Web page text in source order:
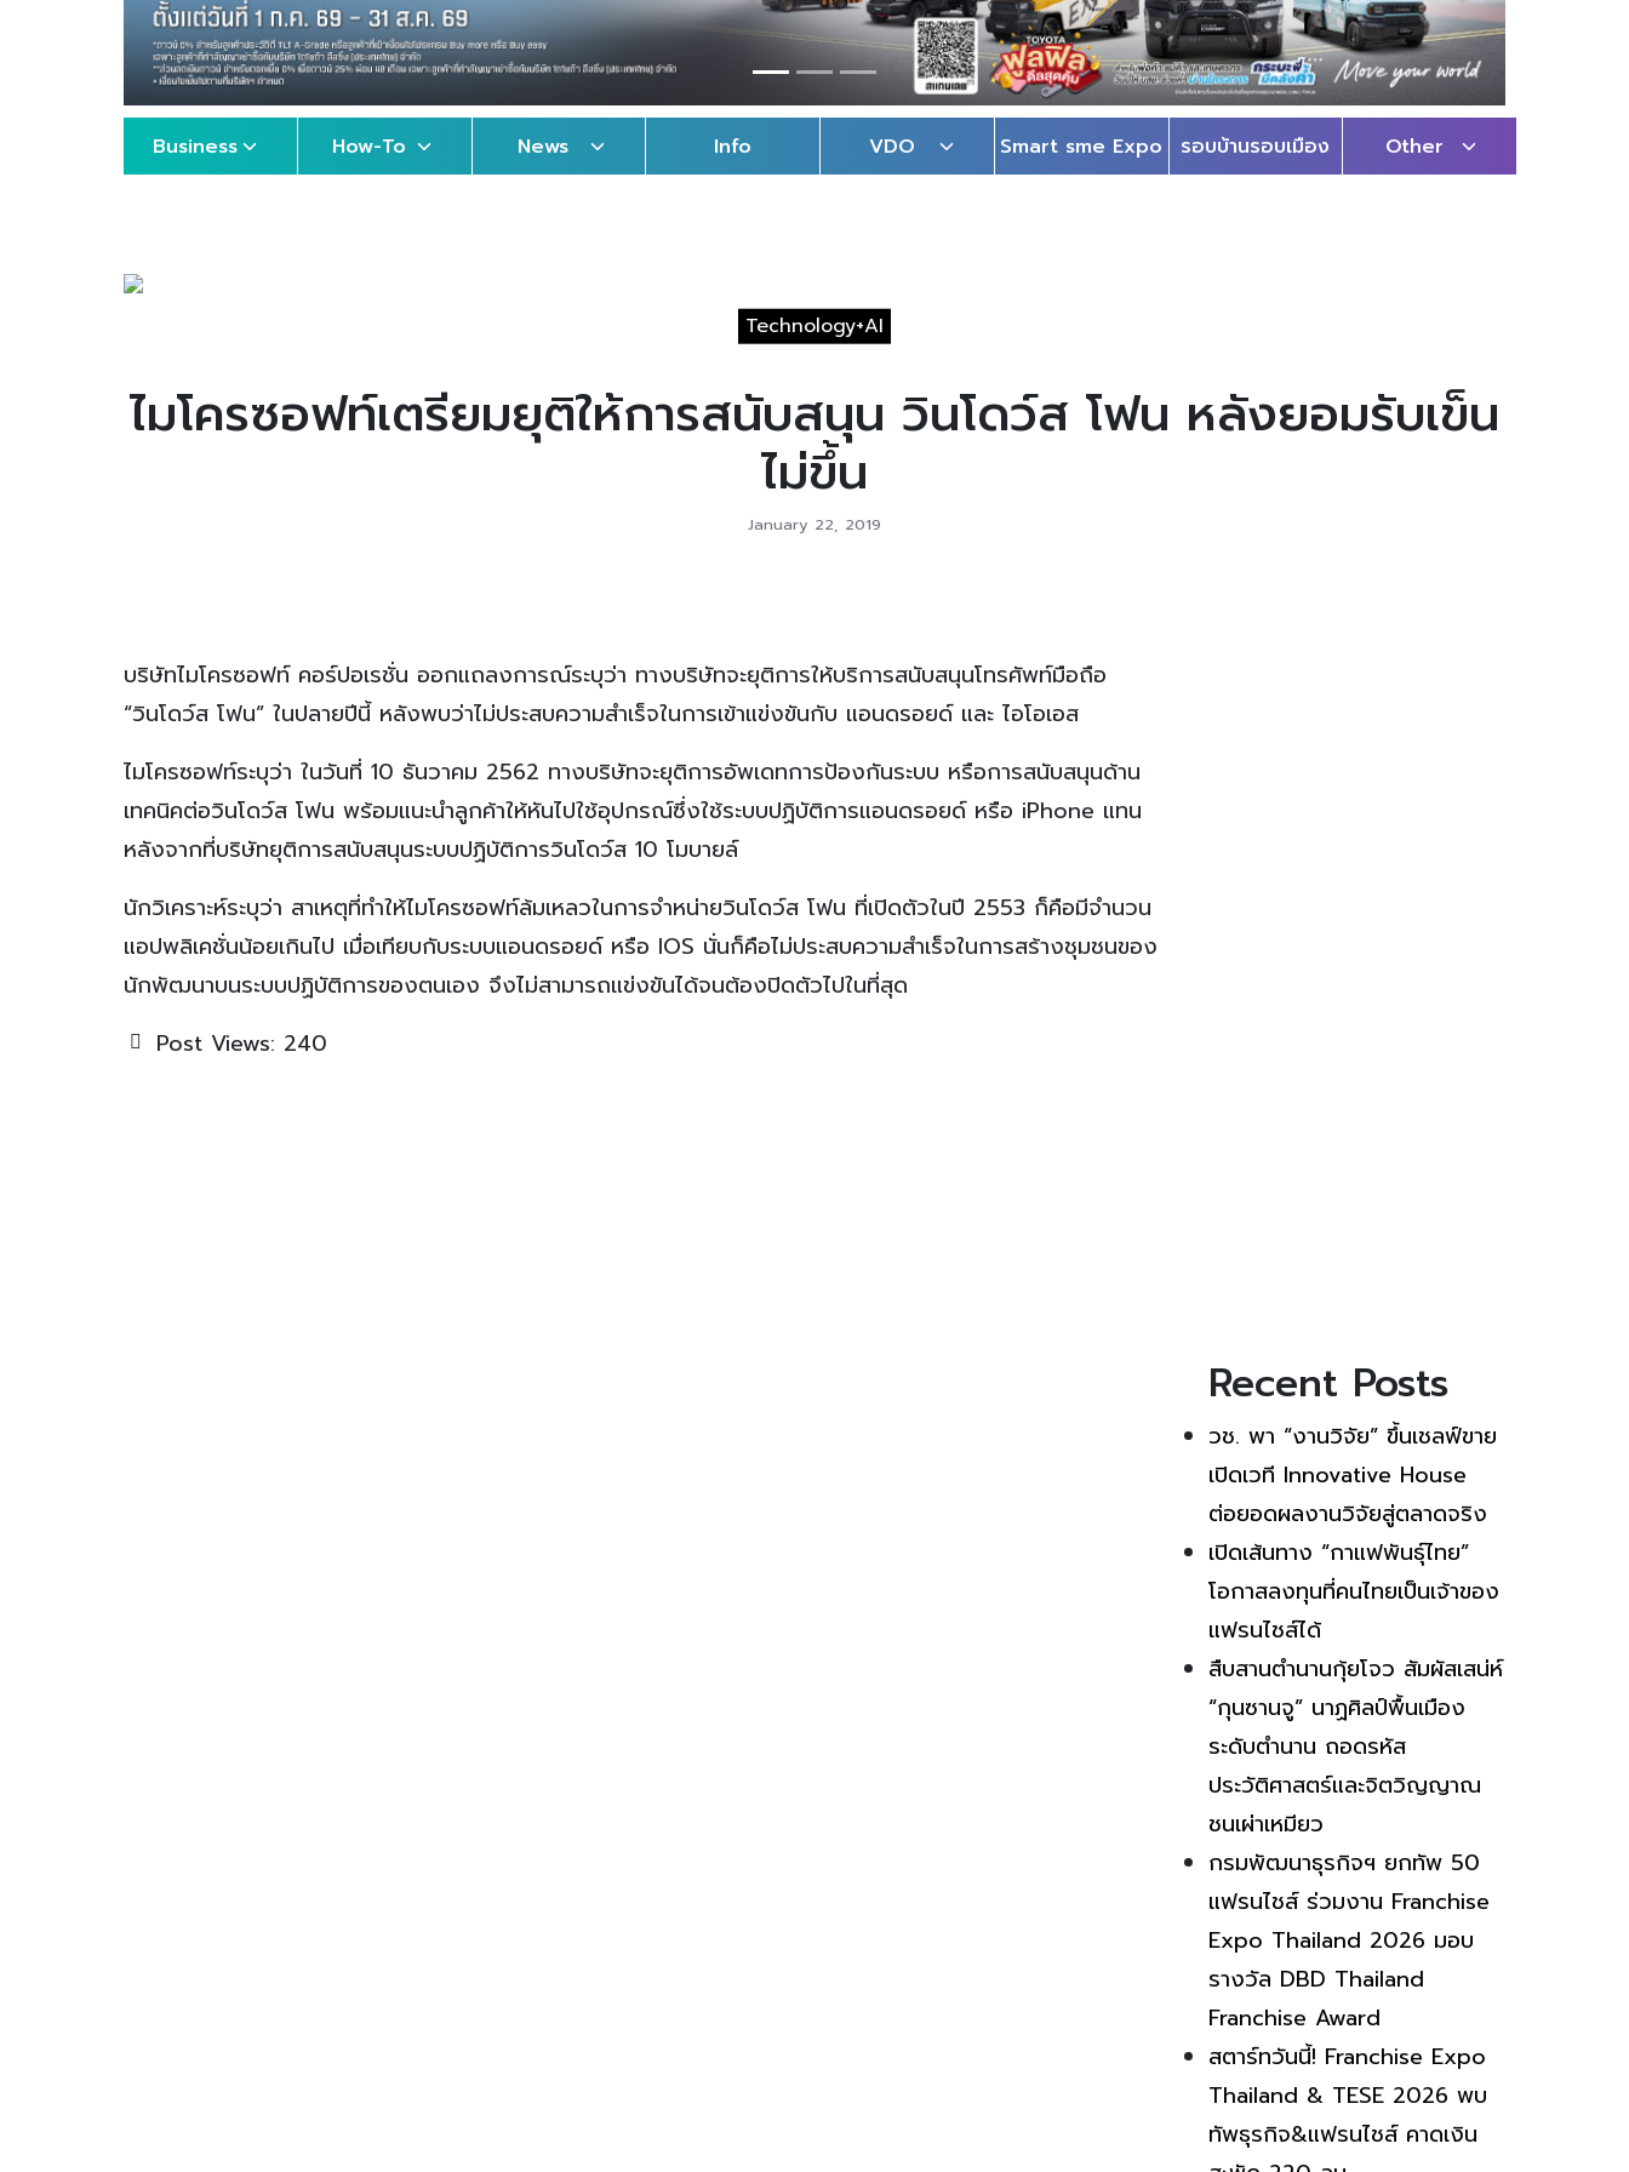
Business How-To News Info VDO Smart sme Expo รอบบ้านรอบเมือง Other
Technology+AI
ไมโครซอฟท์เตรียมยุติให้การสนับสนุน วินโดว์ส โฟน หลังยอมรับเข็น
ไม่ขึ้น
January 22, 2019
บริษัทไมโครซอฟท์ คอร์ปอเรชั่น ออกแถลงการณ์ระบุว่า ทางบริษัทจะยุติการให้บริการสนับสนุนโทรศัพท์มือถือ
“วินโดว์ส โฟน” ในปลายปีนี้ หลังพบว่าไม่ประสบความสำเร็จในการเข้าแข่งขันกับ แอนดรอยด์ และ ไอโอเอส
ไมโครซอฟท์ระบุว่า ในวันที่ 10 ธันวาคม 2562 ทางบริษัทจะยุติการอัพเดทการป้องกันระบบ หรือการสนับสนุนด้าน
เทคนิคต่อวินโดว์ส โฟน พร้อมแนะนำลูกค้าให้หันไปใช้อุปกรณ์ซึ่งใช้ระบบปฏิบัติการแอนดรอยด์ หรือ iPhone แทน
หลังจากที่บริษัทยุติการสนับสนุนระบบปฏิบัติการวินโดว์ส 10 โมบายล์
นักวิเคราะห์ระบุว่า สาเหตุที่ทำให้ไมโครซอฟท์ล้มเหลวในการจำหน่ายวินโดว์ส โฟน ที่เปิดตัวในปี 2553 ก็คือมีจำนวน
แอปพลิเคชั่นน้อยเกินไป เมื่อเทียบกับระบบแอนดรอยด์ หรือ IOS นั่นก็คือไม่ประสบความสำเร็จในการสร้างชุมชนของ
นักพัฒนาบนระบบปฏิบัติการของตนเอง จึงไม่สามารถแข่งขันได้จนต้องปิดตัวไปในที่สุด
Post Views: 240
Recent Posts
วช. พา “งานวิจัย” ขึ้นเชลฟ์ขาย
เปิดเวที Innovative House
ต่อยอดผลงานวิจัยสู่ตลาดจริง
เปิดเส้นทาง “กาแฟพันธุ์ไทย”
โอกาสลงทุนที่คนไทยเป็นเจ้าของ
แฟรนไชส์ได้
สืบสานตำนานกุ้ยโจว สัมผัสเสน่ห์
“กุนซานจู” นาฏศิลป์พื้นเมือง
ระดับตำนาน ถอดรหัส
ประวัติศาสตร์และจิตวิญญาณ
ชนเผ่าเหมียว
กรมพัฒนาธุรกิจฯ ยกทัพ 50
แฟรนไชส์ ร่วมงาน Franchise
Expo Thailand 2026 มอบ
รางวัล DBD Thailand
Franchise Award
สตาร์ทวันนี้! Franchise Expo
Thailand & TESE 2026 พบ
ทัพธุรกิจ&แฟรนไชส์ คาดเงิน